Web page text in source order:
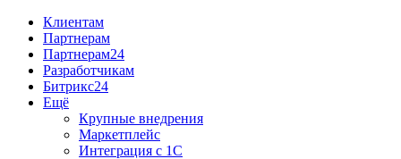
Клиентам
Партнерам
Партнерам24
Разработчикам
Битрикс24
Ещё
Крупные внедрения
Маркетплейс
Интеграция с 1С